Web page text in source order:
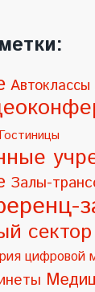
Автоклассы
Гостиницы
Залы-
сектор
цифровой